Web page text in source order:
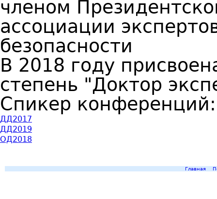
членом
ассоциации
безопасности
В 2018 году
степень "Доктор
Спикер
ДД2017
ДД2019
ОД2018
Главная